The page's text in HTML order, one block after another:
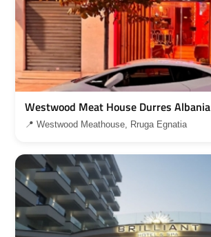
Westwood Meat House Durres Albania
📍 Westwood Meathouse, Rruga Egnatia